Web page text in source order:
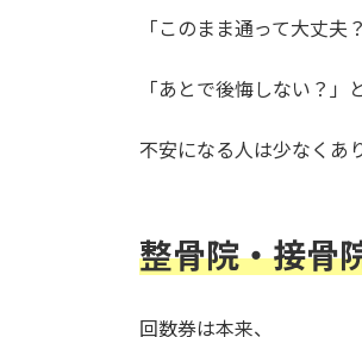
「このまま通って大丈夫？
「あとで後悔しない？」
不安になる人は少なくあ
整骨院・接骨
回数券は本来、